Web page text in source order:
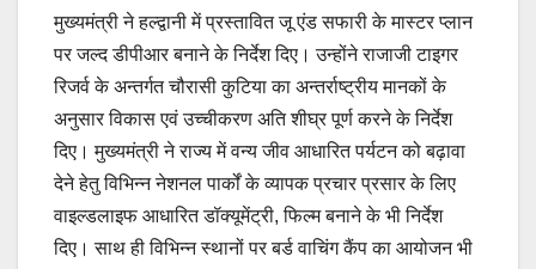
मुख्यमंत्री ने हल्द्वानी में प्रस्तावित जू एंड सफारी के मास्टर प्लान
पर जल्द डीपीआर बनाने के निर्देश दिए। उन्होंने राजाजी टाइगर
रिजर्व के अन्तर्गत चौरासी कुटिया का अन्तर्राष्ट्रीय मानकों के
अनुसार विकास एवं उच्चीकरण अति शीघ्र पूर्ण करने के निर्देश
दिए। मुख्यमंत्री ने राज्य में वन्य जीव आधारित पर्यटन को बढ़ावा
देने हेतु विभिन्न नेशनल पार्कों के व्यापक प्रचार प्रसार के लिए
वाइल्डलाइफ आधारित डॉक्यूमेंट्री, फिल्म बनाने के भी निर्देश
दिए। साथ ही विभिन्न स्थानों पर बर्ड वाचिंग कैंप का आयोजन भी